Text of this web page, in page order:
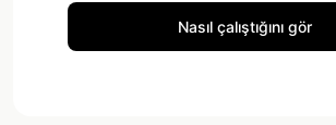
Nasıl çalıştığını gör